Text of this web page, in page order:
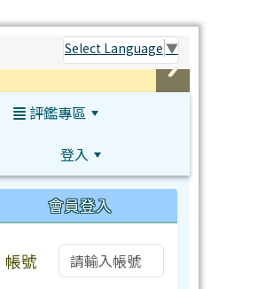
Select Language ▼
評鑑專區
登入
會員登入
帳號